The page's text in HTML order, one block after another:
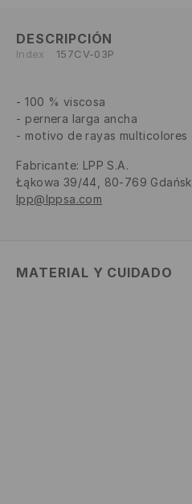
DESCRIPCIÓN
Index 157CV-03P
100 % viscosa
pernera larga ancha
motivo de rayas multicolores
Fabricante: LPP S.A.
Łąkowa 39/44, 80-769 Gdańsk
lpp@lppsa.com
MATERIAL Y CUIDADO